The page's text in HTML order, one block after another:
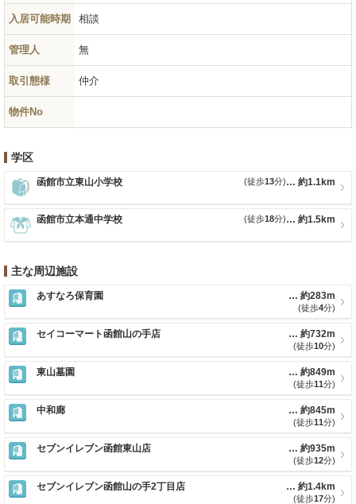
入居可能時期 相談
管理人 無
取引態様 仲介
物件No
学区
函館市立東山小学校 約1.1km
(徒歩13分)
函館市立本通中学校 約1.5km
(徒歩18分)
主な周辺施設
あすなろ保育園 約283m
(徒歩4分)
セイコーマート函館山の手店 約732m
(徒歩10分)
東山墓園 約849m
(徒歩11分)
中和廊 約845m
(徒歩11分)
セブンイレブン函館東山店 約935m
(徒歩12分)
セブンイレブン函館山の手2丁目店 約1.4km
(徒歩17分)